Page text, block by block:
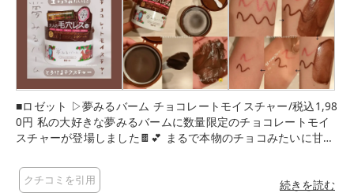
■ロゼット ▷夢みるバーム チョコレートモイスチャー/税込1,98
0円 私の大好きな夢みるバームに数量限定のチョコレートモイ
スチャーが登場しました🍫💕 まるで本物のチョコみたいに甘〜
れを浮かす！ ウォータープルーフのマスカラも強く擦らなくて
もちゃんと落ちます◎ なのに洗い上がりがつっぱらない😍 好き
クチコミを引用 続きを読む